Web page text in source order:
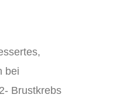
bei
Brustkrebs